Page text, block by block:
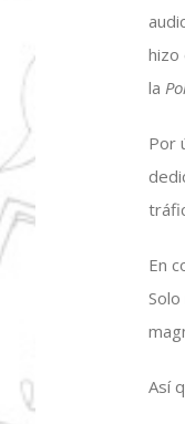
hizo
la
Por
En
Así